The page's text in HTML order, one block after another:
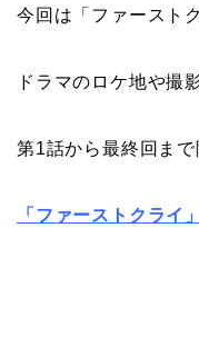
今回は「ファースト
ドラマのロケ地や撮
第1話から最終回まで
「ファーストクライ